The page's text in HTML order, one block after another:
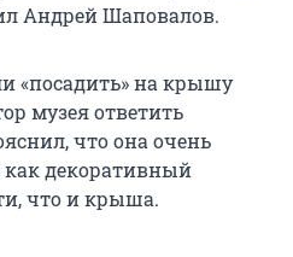
Андрей Шаповалов.
«посадить» на крышу
музея ответить
что она очень
декоративный
что и крыша.